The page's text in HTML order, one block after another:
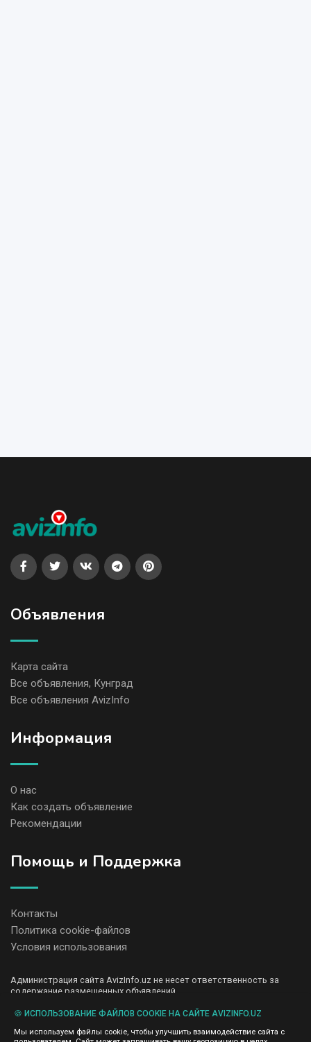
Объявления
Карта сайта
Все объявления, Кунград
Все объявления AvizInfo
Информация
О нас
Как создать объявление
Рекомендации
Помощь и Поддержка
Контакты
Политика cookie-файлов
Условия использования
Администрация сайта AvizInfo.uz не несет ответственность за
содержание размещенных объявлений.
передаем и не продаем личную информацию зарегистрированных
правила конфиденциальности сайтов на которые ссылается
🍪 ИСПОЛЬЗОВАНИЕ ФАЙЛОВ COOKIE НА САЙТЕ AVIZINFO.UZ
Мы используем файлы cookie, чтобы улучшить взаимодействие сайта с